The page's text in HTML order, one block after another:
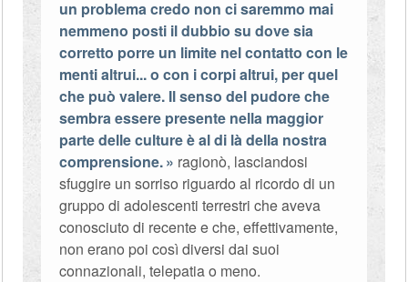
un problema credo non ci saremmo mai
nemmeno posti il dubbio su dove sia
corretto porre un limite nel contatto con le
menti altrui... o con i corpi altrui, per quel
che può valere. Il senso del pudore che
sembra essere presente nella maggior
parte delle culture è al di là della nostra
comprensione.
ragionò, lasciandosi
sfuggire un sorriso riguardo al ricordo di un
gruppo di adolescenti terrestri che aveva
conosciuto di recente e che, effettivamente,
non erano poi così diversi dai suoi
connazionali, telepatia o meno.